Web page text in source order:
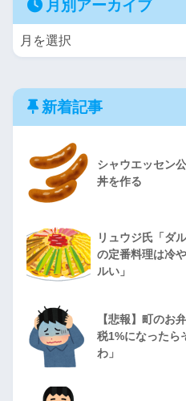
月別アーカイブ
新着記事
シャウエッセン
丼を作る
リュウジ氏「ダ
の定番料理は冷
ルい」
【悲報】町のお
税1%になったら
わ」